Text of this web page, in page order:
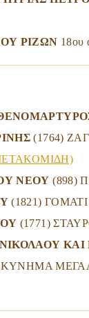
ΡΙΖΩΝ 18ου
(1764)
ΝΕΟΥ (898)
(1821) ΓΟΜΑΤΙ
(1771)
ΚΑΙ